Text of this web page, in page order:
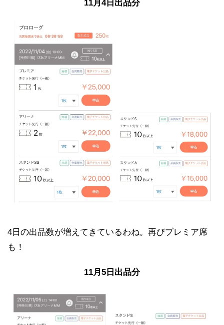
11月4日出品分
4日の出品数が増えてきているわね。再びプレミア席
も！
11月5日出品分